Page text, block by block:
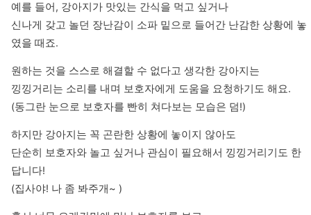
예를 들어, 강아지가 맛있는 간식을 먹고 싶거나
신나게 갖고 놀던 장난감이 소파 밑으로 들어간 난감한 상황에 놓
였을 때죠.
원하는 것을 스스로 해결할 수 없다고 생각한 강아지는
낑낑거리는 소리를 내며 보호자에게 도움을 요청하기도 해요.
(동그란 눈으로 보호자를 빤히 쳐다보는 모습은 덤!)
하지만 강아지는 꼭 곤란한 상황에 놓이지 않아도
단순히 보호자와 놀고 싶거나 관심이 필요해서 낑낑거리기도 한
답니다!
(집사야! 나 좀 봐주개~ )